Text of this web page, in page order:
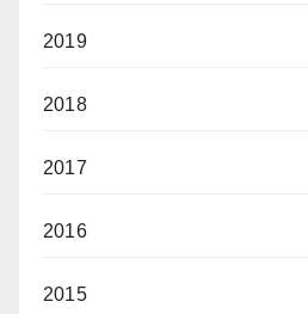
2019
2018
2017
2016
2015